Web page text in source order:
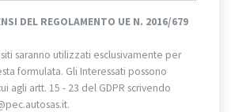
DEL REGOLAMENTO UE N. 2016/679
saranno utilizzati esclusivamente per
formulata. Gli Interessati possono
agli artt. 15 - 23 del GDPR scrivendo